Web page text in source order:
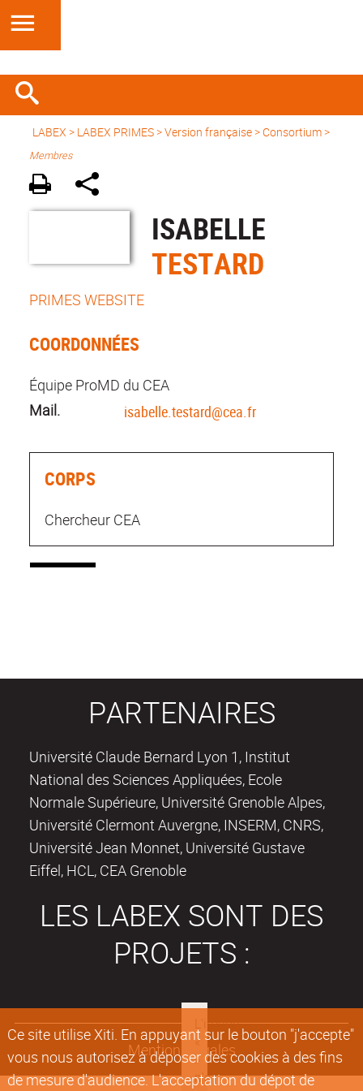
Ce site utilise Xiti. En appuyant sur le bouton "j'accepte"
vous nous autorisez à déposer des cookies à des fins
de mesure d'audience. L'acceptation du dépot de
LABEX > LABEX PRIMES>Version française> Consortium >
Membres
ISABELLE
TESTARD
PRIMES WEBSITE
COORDONNÉES
Équipe ProMD du CEA
Mail.
isabelle.testard@cea.fr
CORPS
Chercheur CEA
PARTENAIRES
Université Claude Bernard Lyon 1, Institut
National des Sciences Appliquées, Ecole
Normale Supérieure, Université Grenoble Alpes,
Université Clermont Auvergne, INSERM, CNRS,
Université Jean Monnet, Université Gustave
Eiffel, HCL, CEA Grenoble
LES LABEX SONT DES
PROJETS :
Mentions légales